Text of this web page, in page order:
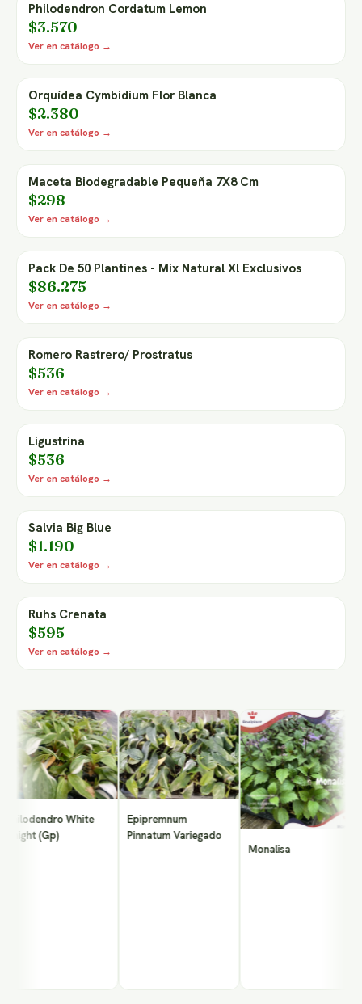
Philodendron Cordatum Lemon
$3.570
Ver en catálogo →
Orquídea Cymbidium Flor Blanca
$2.380
Ver en catálogo →
Maceta Biodegradable Pequeña 7X8 Cm
$298
Ver en catálogo →
Pack De 50 Plantines - Mix Natural Xl Exclusivos
$86.275
Ver en catálogo →
Romero Rastrero/ Prostratus
$536
Ver en catálogo →
Ligustrina
$536
Ver en catálogo →
Salvia Big Blue
$1.190
Ver en catálogo →
Ruhs Crenata
$595
Ver en catálogo →
White
(Gp)
Epipremnum
Pinnatum Variegado
Monalisa